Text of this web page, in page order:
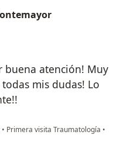
buena atención! Muy
mis dudas! Lo
• Primera visita Traumatología •
Montemayor